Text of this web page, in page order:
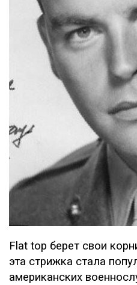
Flat top берет свои
эта стрижка стала
американских